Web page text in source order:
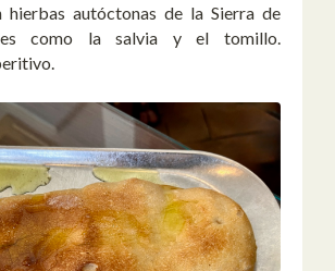
hierbas autóctonas de la Sierra de
como la salvia y el tomillo.